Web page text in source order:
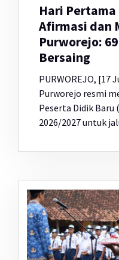
Hari Pertama
Afirmasi dan
Purworejo:
Bersaing
PURWOREJO, [17
Purworejo resmi
Peserta Didik Baru
2026/2027 untuk